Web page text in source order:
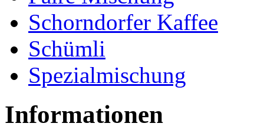
Schorndorfer Kaffee
Schümli
Spezialmischung
Informationen